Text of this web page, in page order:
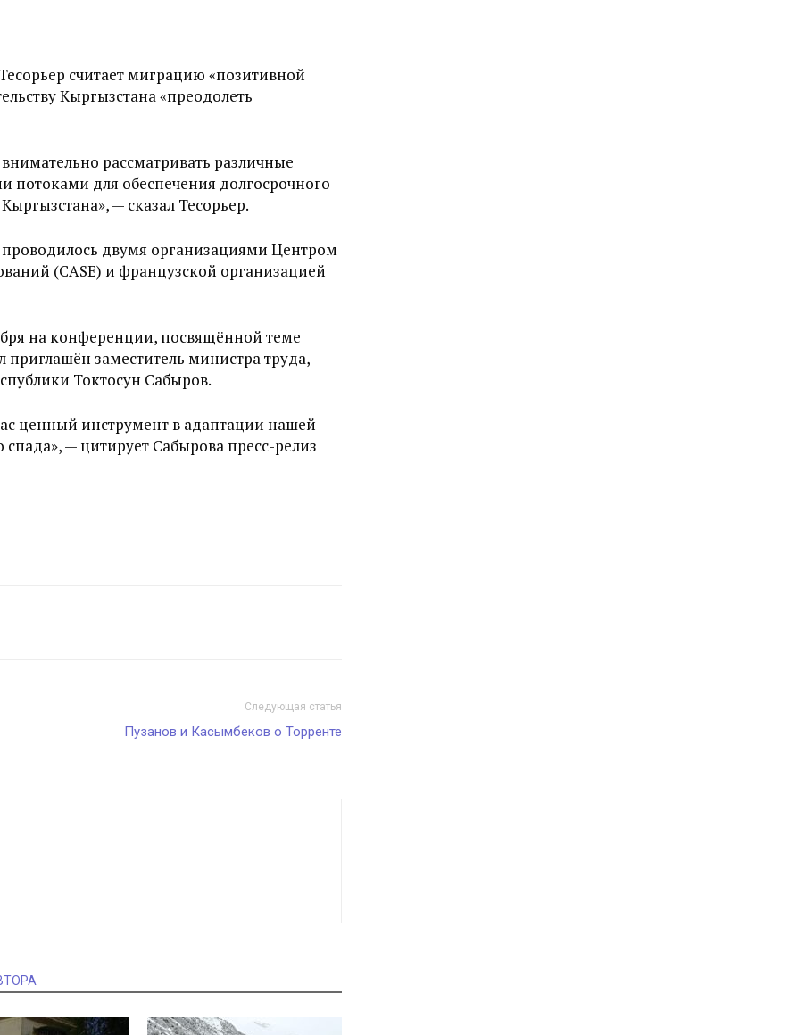
считает миграцию «позитивной
Кыргызстана «преодолеть
рассматривать различные
для обеспечения долгосрочного
— сказал Тесорьер.
двумя организациями Центром
(CASE) и французской организацией
на конференции, посвящённой теме
заместитель министра труда,
Токтосун Сабыров.
ценный инструмент в адаптации нашей
— цитирует Сабырова пресс-релиз
Следующая статья
Пузанов и Касымбеков о Торренте